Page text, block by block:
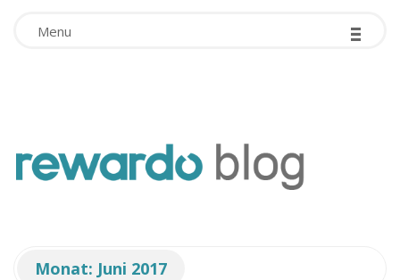
Menu
-
-
-
r
w
Monat: Juni 2017